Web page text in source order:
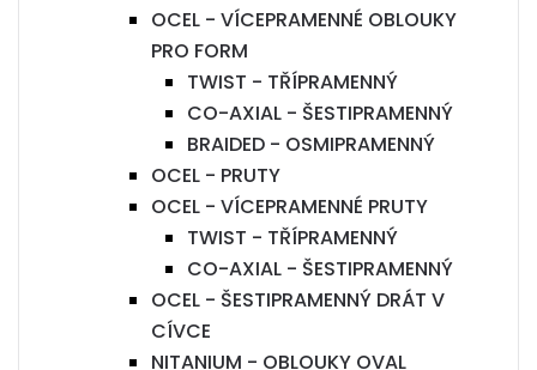
OCEL - VÍCEPRAMENNÉ OBLOUKY
PRO FORM
TWIST - TŘÍPRAMENNÝ
CO-AXIAL - ŠESTIPRAMENNÝ
BRAIDED - OSMIPRAMENNÝ
OCEL - PRUTY
OCEL - VÍCEPRAMENNÉ PRUTY
TWIST - TŘÍPRAMENNÝ
CO-AXIAL - ŠESTIPRAMENNÝ
OCEL - ŠESTIPRAMENNÝ DRÁT V
CÍVCE
NITANIUM - OBLOUKY OVAL